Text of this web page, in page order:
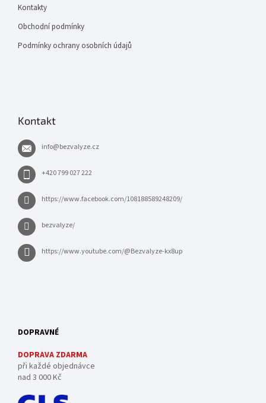
Kontakty
Obchodní podmínky
Podmínky ochrany osobních údajů
Kontakt
info@bezvalyze.cz
+420 799 027 222
https://www.facebook.com/108188589248209/
bezvalyze/
https://www.youtube.com/@Bezvalyze-kx8up
DOPRAVNÉ
DOPRAVA ZDARMA
při každé objednávce
nad 3 000 Kč